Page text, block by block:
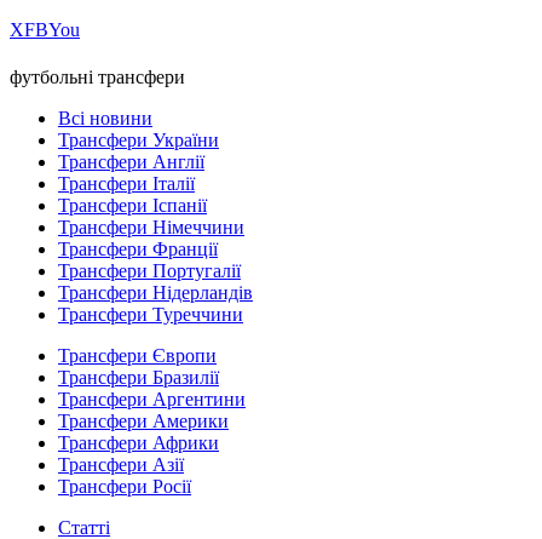
ХFBYou
футбольні трансфери
Всі новини
Трансфери України
Трансфери Англії
Трансфери Італії
Трансфери Іспанії
Трансфери Німеччини
Трансфери Франції
Трансфери Португалії
Трансфери Нідерландів
Трансфери Туреччини
Трансфери Європи
Трансфери Бразилії
Трансфери Аргентини
Трансфери Америки
Трансфери Африки
Трансфери Азії
Трансфери Росії
Статті